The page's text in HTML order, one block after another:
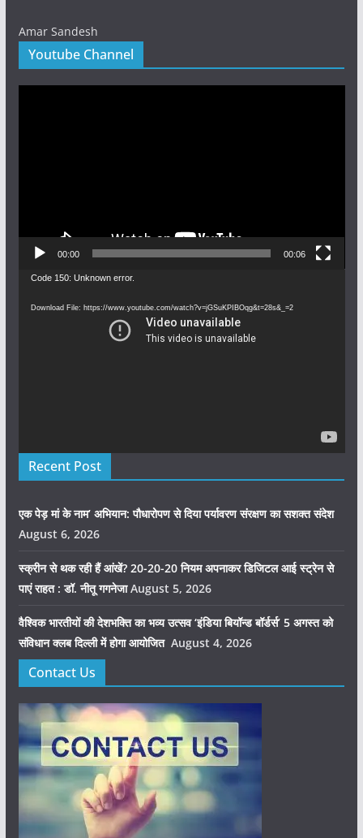
Amar Sandesh
Youtube Channel
00:00 00:06
Video
Code 150: Unknown error.
Download File: https://www.youtube.com/watch?v=jGSuKPIBOqg&t=28s&_=2
Recent Post
एक पेड़ मां के नाम’ अभियान: पौधारोपण से दिया पर्यावरण संरक्षण का सशक्त संदेश
August 6, 2026
स्क्रीन से थक रही हैं आंखें? 20-20-20 नियम अपनाकर डिजिटल आई स्ट्रेन से
पाएं राहत : डॉ. नीतू गगनेजा August 5, 2026
वैश्विक भारतीयों की देशभक्ति का भव्य उत्सव ‘इंडिया बियॉन्ड बॉर्डर्स’ 5 अगस्त को
संविधान क्लब दिल्ली में होगा आयोजित August 4, 2026
Contact Us